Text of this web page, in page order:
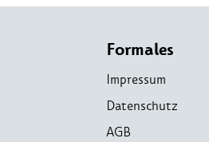
Formales
Impressum
Datenschutz
AGB